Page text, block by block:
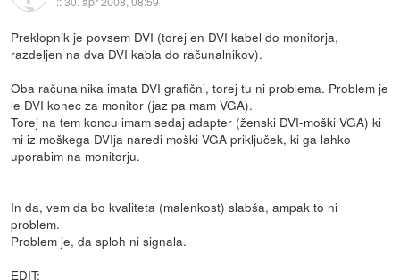
Preklopnik je povsem DVI (torej en DVI kabel do monitorja,
razdeljen na dva DVI kabla do računalnikov).
Oba računalnika imata DVI grafični, torej tu ni problema. Problem je
le DVI konec za monitor (jaz pa mam VGA).
Torej na tem koncu imam sedaj adapter (ženski DVI-moški VGA) ki
mi iz moškega DVIja naredi moški VGA priključek, ki ga lahko
uporabim na monitorju.
In da, vem da bo kvaliteta (malenkost) slabša, ampak to ni
problem.
Problem je, da sploh ni signala.
EDIT: